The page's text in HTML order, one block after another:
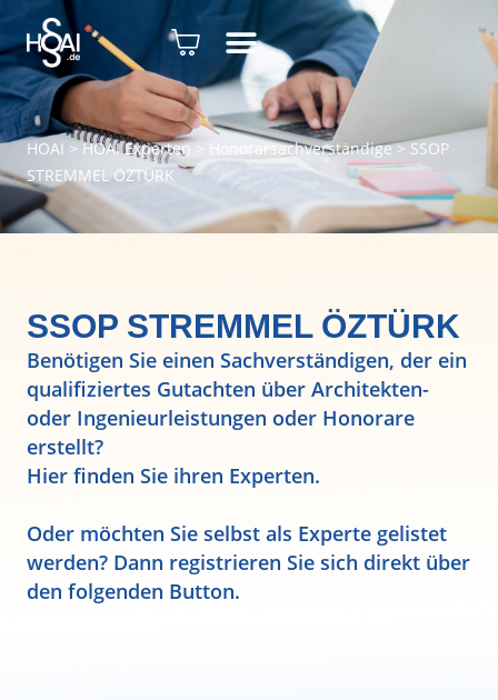
HOAI > HOAI Experten> Honorarsachverständige>SSOP
STREMMEL ÖZTÜRK
SSOP STREMMEL ÖZTÜRK
Benötigen Sie einen Sachverständigen, der ein
qualifiziertes Gutachten über Architekten-
oder Ingenieurleistungen oder Honorare
erstellt?
Hier finden Sie ihren Experten.
Oder möchten Sie selbst als Experte gelistet
werden? Dann registrieren Sie sich direkt über
den folgenden Button.